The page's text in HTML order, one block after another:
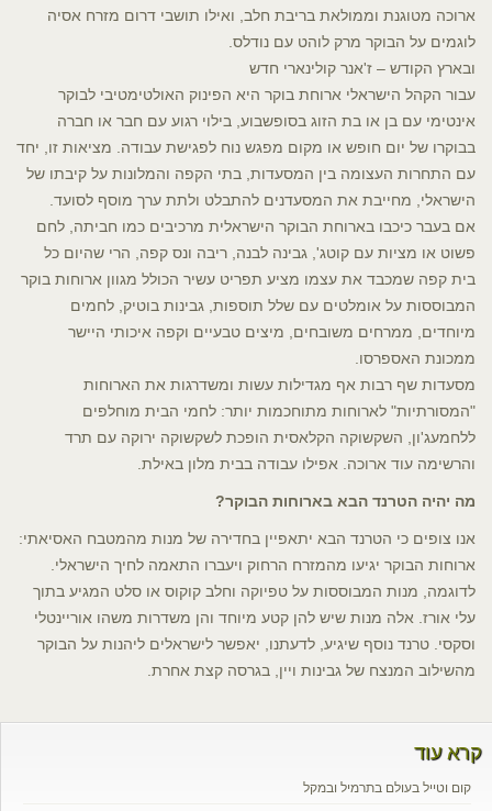
ארוכה מטוגנת וממולאת בריבת חלב, ואילו תושבי דרום מזרח אסיה
לוגמים על הבוקר מרק לוהט עם נודלס.
ובארץ הקודש – ז'אנר קולינארי חדש
עבור הקהל הישראלי ארוחת בוקר היא הפינוק האולטימטיבי לבוקר
אינטימי עם בן או בת הזוג בסופשבוע, בילוי רגוע עם חבר או חברה
בבוקרו של יום חופש או מקום מפגש נוח לפגישת עבודה. מציאות זו, יחד
עם התחרות העצומה בין המסעדות, בתי הקפה והמלונות על קיבתו של
הישראלי, מחייבת את המסעדנים להתבלט ולתת ערך מוסף לסועד.
אם בעבר כיכבו בארוחת הבוקר הישראלית מרכיבים כמו חביתה, לחם
פשוט או מציות עם קוטג', גבינה לבנה, ריבה ונס קפה, הרי שהיום כל
בית קפה שמכבד את עצמו מציע תפריט עשיר הכולל מגוון ארוחות בוקר
המבוססות על אומלטים עם שלל תוספות, גבינות בוטיק, לחמים
מיוחדים, ממרחים משובחים, מיצים טבעיים וקפה איכותי היישר
ממכונת האספרסו.
מסעדות שף רבות אף מגדילות עשות ומשדרגות את הארוחות
"המסורתיות" לארוחות מתוחכמות יותר: לחמי הבית מוחלפים
ללחמעג'ון, השקשוקה הקלאסית הופכת לשקשוקה ירוקה עם תרד
והרשימה עוד ארוכה. אפילו עבודה בבית מלון באילת.
מה יהיה הטרנד הבא בארוחות הבוקר?
אנו צופים כי הטרנד הבא יתאפיין בחדירה של מנות מהמטבח האסיאתי:
ארוחות הבוקר יגיעו מהמזרח הרחוק ויעברו התאמה לחיך הישראלי.
לדוגמה, מנות המבוססות על טפיוקה וחלב קוקוס או סלט המגיע בתוך
עלי אורז. אלה מנות שיש להן קטע מיוחד והן משדרות משהו אוריינטלי
וסקסי. טרנד נוסף שיגיע, לדעתנו, יאפשר לישראלים ליהנות על הבוקר
מהשילוב המנצח של גבינות ויין, בגרסה קצת אחרת.
קרא עוד
קום וטייל בעולם בתרמיל ובמקל